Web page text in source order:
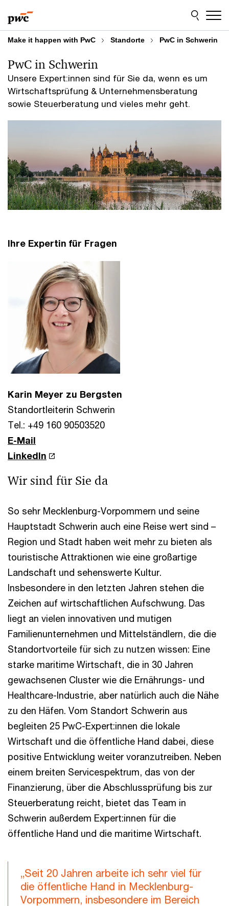
to
content
to
footer
Make it happen with PwC Standorte PwC in Schwerin
Unsere Expert:innen sind für Sie da, wenn es um
Wirtschaftsprüfung & Unternehmensberatung
sowie Steuerberatung und vieles mehr geht.
PwC in Schwerin
Ihre Expertin für Fragen
Karin Meyer zu Bergsten
Standortleiterin Schwerin
Tel.: +49 160 90503520
E-Mail
LinkedIn
Wir sind für Sie da
So sehr Mecklenburg-Vorpommern und seine
Hauptstadt Schwerin auch eine Reise wert sind –
Region und Stadt haben weit mehr zu bieten als
touristische Attraktionen wie eine großartige
Landschaft und sehenswerte Kultur.
Insbesondere in den letzten Jahren stehen die
Zeichen auf wirtschaftlichen Aufschwung. Das
liegt an vielen innovativen und mutigen
Familienunternehmen und Mittelständlern, die die
Standortvorteile für sich zu nutzen wissen: Eine
starke maritime Wirtschaft, die in 30 Jahren
gewachsenen Cluster wie die Ernährungs- und
Healthcare-Industrie, aber natürlich auch die Nähe
zu den Häfen. Vom Standort Schwerin aus
begleiten 25 PwC-Expert:innen die lokale
Wirtschaft und die öffentliche Hand dabei, diese
positive Entwicklung weiter voranzutreiben. Neben
einem breiten Servicespektrum, das von der
Finanzierung, über die Abschlussprüfung bis zur
Steuerberatung reicht, bietet das Team in
Schwerin außerdem Expert:innen für die
öffentliche Hand und die maritime Wirtschaft.
„Seit 20 Jahren arbeite ich sehr viel für
die öffentliche Hand in Mecklenburg-
Vorpommern, insbesondere im Bereich